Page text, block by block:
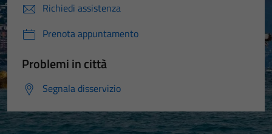
Richiedi assistenza
Prenota appuntamento
Problemi in città
Segnala disservizio